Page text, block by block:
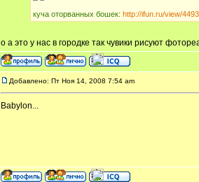
куча оторванных бошек: http://ifun.ru/view/
о а это у нас в городке так чувики рисуют
Добавлено: Пт Ноя 14, 2008 7:54 am
Babylon...